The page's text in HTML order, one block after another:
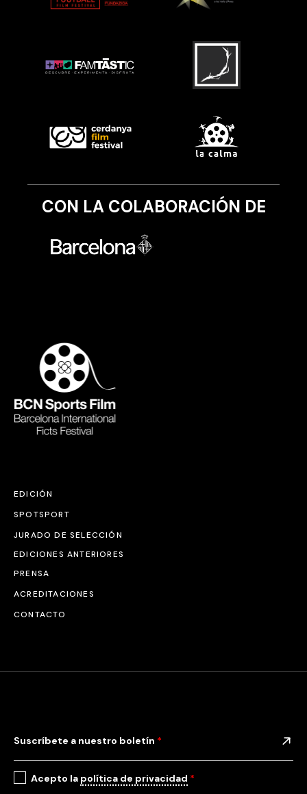
CON LA COLABORACIÓN DE
EDICIÓN
SPOTSPORT
JURADO DE SELECCIÓN
EDICIONES ANTERIORES
PRENSA
ACREDITACIONES
CONTACTO
Suscríbete a nuestro boletín *
Acepto la política de privacidad *